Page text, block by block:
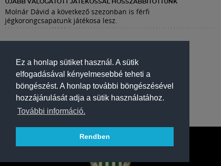
Ez a honlap sütiket használ. A sütik
elfogadásával kényelmesebbé teheti a
böngészést. A honlap további böngészésével
hozzájárulását adja a sütik használatához.
További információ.
Rendben
ÚJABB VÁLOGATOTT JÁTÉKOSSAL HOSSZABBÍTOTTUNK
Molnár Dávid a következő szezonban is férfi
jégkorongcsapatunk játékosa lesz.